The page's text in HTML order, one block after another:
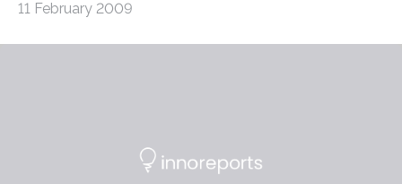
11 February 2009